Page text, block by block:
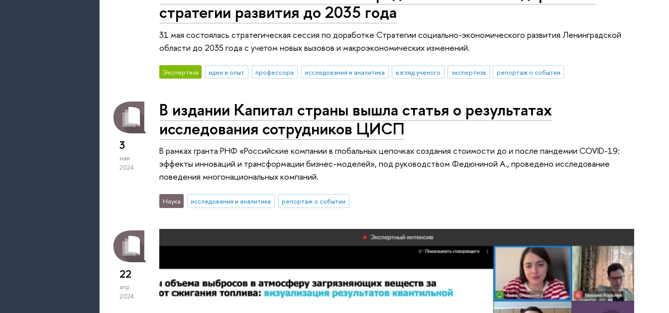
стратегии развития до 2035 года
31 мая состоялась стратегическая сессия по доработке Стратегии социально-экономического развития Ленинградской
области до 2035 года с учетом новых вызовов и макроэкономических изменений.
Экспертиза идеи и опыт профессора исследования и аналитика взгляд ученого экспертиза репортаж о событии
3
мая
2024
В издании Капитал страны вышла статья о результатах
исследования сотрудников ЦИСП
В рамках гранта РНФ «Российские компании в глобальных цепочках создания стоимости до и после пандемии COVID-19:
эффекты инноваций и трансформации бизнес-моделей», под руководством Федюниной А., проведено исследование
поведения многонациональных компаний.
Наука исследования и аналитика репортаж о событии
22
апр
2024